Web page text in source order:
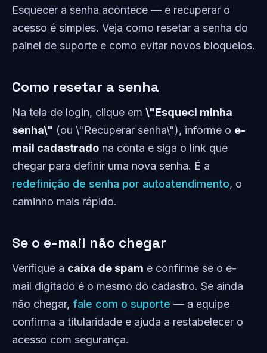
Esquecer a senha acontece — e recuperar o
acesso é simples. Veja como resetar a senha do
painel de suporte e como evitar novos bloqueios.
Como resetar a senha
Na tela de login, clique em \"Esqueci minha
senha\" (ou \"Recuperar senha\"), informe o e-
mail cadastrado na conta e siga o link que
chegar para definir uma nova senha. É a
redefinição de senha por autoatendimento, o
caminho mais rápido.
Se o e-mail não chegar
Verifique a caixa de spam e confirme se o e-
mail digitado é o mesmo do cadastro. Se ainda
não chegar, fale com o suporte — a equipe
confirma a titularidade e ajuda a restabelecer o
acesso com segurança.